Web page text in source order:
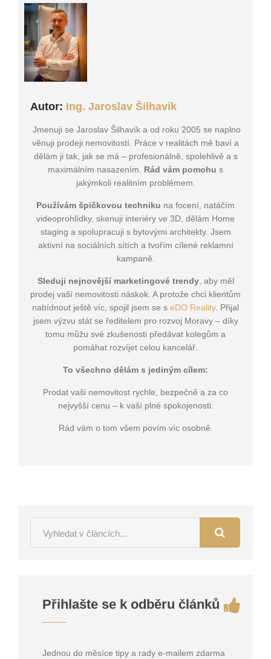
Autor: Ing. Jaroslav Šilhavík
Jmenuji se Jaroslav Šilhavík a od roku 2005 se naplno
věnuji prodeji nemovitostí. Práce v realitách mě baví a
dělám ji tak, jak se má – profesionálně, spolehlivě a s
maximálním nasazením. Rád vám pomohu s
jakýmkoli realitním problémem.
Používám špičkovou techniku na focení, natáčím
videoprohlídky, skenuji interiéry ve 3D, dělám Home
staging a spolupracuji s bytovými architekty. Jsem
aktivní na sociálních sítích a tvořím cílené reklamní
kampaně.
Sleduji nejnovější marketingové trendy, aby měl
prodej vaší nemovitosti náskok. A protože chci klientům
nabídnout ještě víc, spojil jsem se s eDO Reality. Přijal
jsem výzvu stát se ředitelem pro rozvoj Moravy – díky
tomu můžu své zkušenosti předávat kolegům a
pomáhat rozvíjet celou kancelář.
To všechno dělám s jediným cílem:
Prodat vaši nemovitost rychle, bezpečně a za co
nejvyšší cenu – k vaší plné spokojenosti.
Rád vám o tom všem povím víc osobně.
Přihlašte se k odběru článků
Jednou do měsíce tipy a rady e-mailem zdarma